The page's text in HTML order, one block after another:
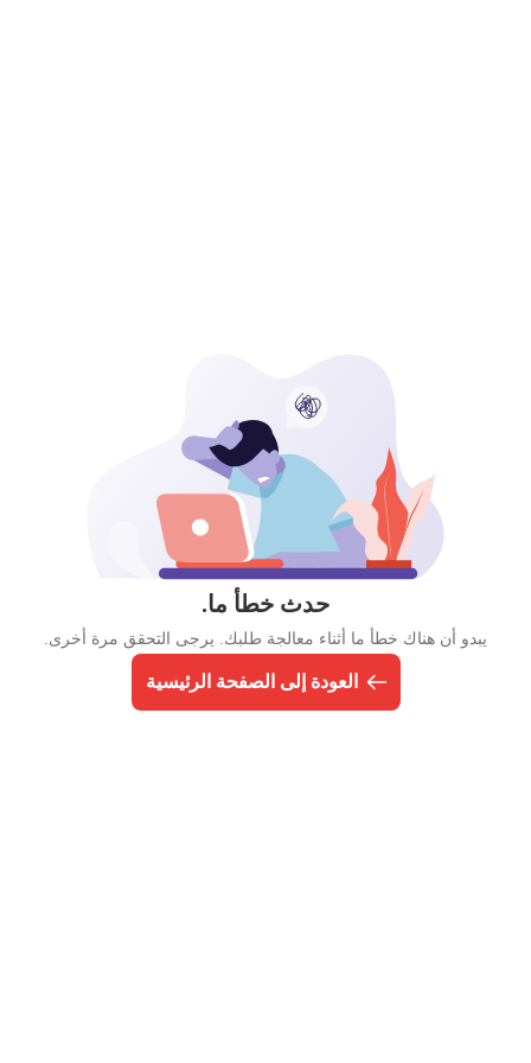
حدث خطأ ما.
يبدو أن هناك خطأ ما أثناء معالجة طلبك. يرجى التحقق مرة أخرى.
العودة إلى الصفحة الرئيسية